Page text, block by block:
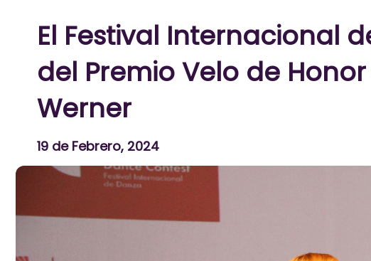
El Festival Internacional
del Premio Velo de
Werner
19 de Febrero, 2024